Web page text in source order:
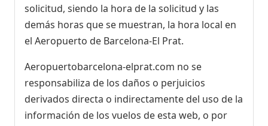
solicitud, siendo la hora de la solicitud y las
demás horas que se muestran, la hora local en
el Aeropuerto de Barcelona-El Prat.
Aeropuertobarcelona-elprat.com no se
responsabiliza de los daños o perjuicios
derivados directa o indirectamente del uso de la
información de los vuelos de esta web, o por